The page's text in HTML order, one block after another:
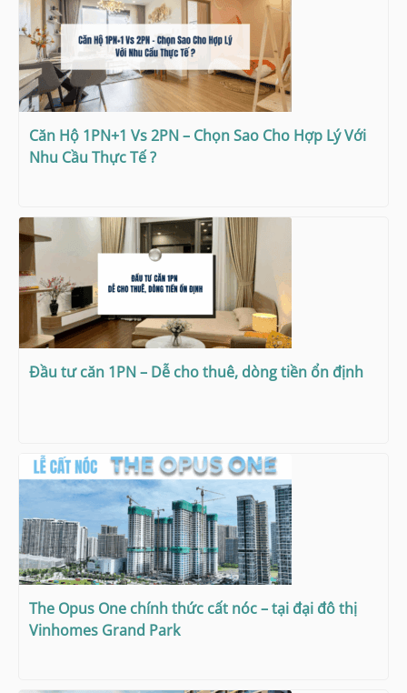
Căn Hộ 1PN+1 Vs 2PN – Chọn Sao Cho Hợp Lý Với
Nhu Cầu Thực Tế ?
Đầu tư căn 1PN – Dễ cho thuê, dòng tiền ổn định
The Opus One chính thức cất nóc – tại đại đô thị
Vinhomes Grand Park